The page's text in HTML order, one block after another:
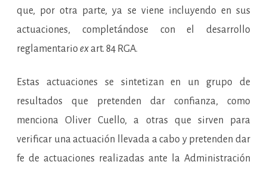
que, por otra parte, ya se viene incluyendo en sus
actuaciones, completándose con el desarrollo
reglamentario exart. 84 RGA.
Estas actuaciones se sintetizan en un grupo de
resultados que pretenden dar confianza, como
menciona Oliver Cuello, a otras que sirven para
verificar una actuación llevada a cabo y pretenden dar
fe de actuaciones realizadas ante la Administración